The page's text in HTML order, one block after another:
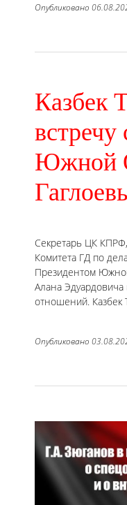
Опубликовано
Казбек
Южной
Секретарь ЦК
Комитета ГД по
Президентом
Алана
отношений. Казбек
Опубликовано